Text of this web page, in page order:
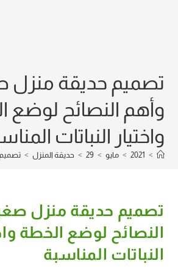
تصميم حديقة منزل
وأهم النصائح لوضع
واختيار النباتات
>
2021
> مايو >
29
> حديقة المنزل > تصميم
تصميم حديقة منزل
النصائح لوضع الخطة
النباتات المناسبة